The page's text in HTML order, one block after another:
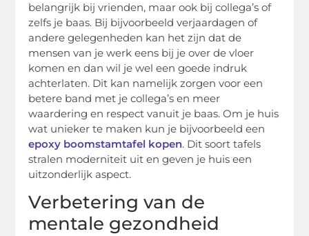
belangrijk bij vrienden, maar ook bij collega’s of
zelfs je baas. Bij bijvoorbeeld verjaardagen of
andere gelegenheden kan het zijn dat de
mensen van je werk eens bij je over de vloer
komen en dan wil je wel een goede indruk
achterlaten. Dit kan namelijk zorgen voor een
betere band met je collega’s en meer
waardering en respect vanuit je baas. Om je huis
wat unieker te maken kun je bijvoorbeeld een
epoxy boomstamtafel kopen. Dit soort tafels
stralen moderniteit uit en geven je huis een
uitzonderlijk aspect.
Verbetering van de
mentale gezondheid